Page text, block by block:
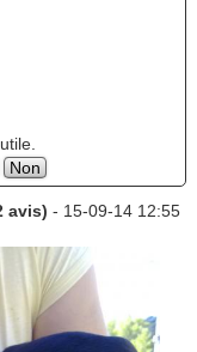
Non
avis) - 15-09-14 12:55